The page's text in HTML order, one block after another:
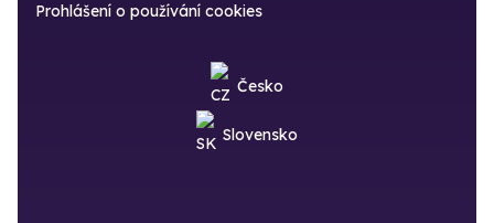
Prohlášení o používání cookies
Česko
Slovensko